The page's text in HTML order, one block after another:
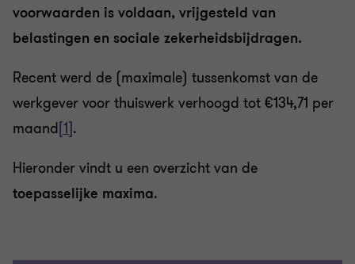
voorwaarden is voldaan, vrijgesteld van
belastingen en sociale zekerheidsbijdragen.
Recent werd de (maximale) tussenkomst van de
werkgever voor thuiswerk verhoogd tot €134,71 per
maand[1].
Hieronder vindt u een overzicht van de
toepasselijke maxima.